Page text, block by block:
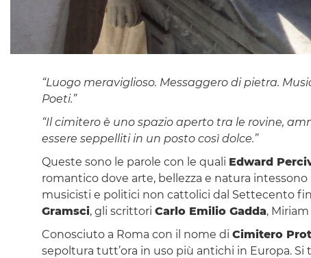
“Luogo meraviglioso. Messaggero di pietra.
Poeti.”
“Il cimitero è uno spazio aperto tra le rovine,
essere seppelliti in un posto così dolce.”
Queste sono le parole con le quali Edward
romantico dove arte, bellezza e natura
musicisti e politici non cattolici dal Settecento
Gramsci, gli scrittori Carlo Emilio Gadda,
Conosciuto a Roma con il nome di Cimitero
sepoltura tutt’ora in uso più antichi in Europa. Si